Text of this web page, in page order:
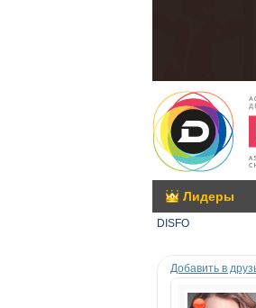
Лидеры
DISFO
Добавить в